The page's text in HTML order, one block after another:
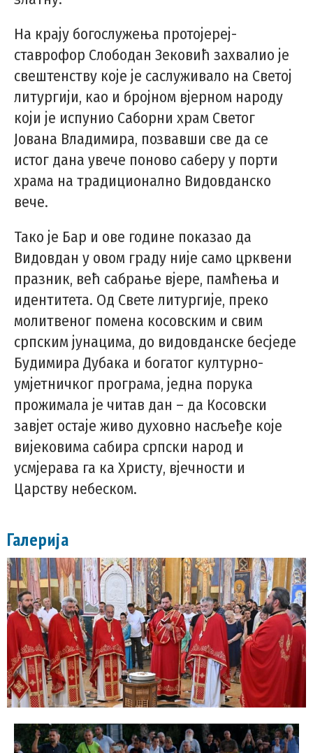
На крају богослужења протојереј-
ставрофор Слободан Зековић захвалио је
свештенству које је саслуживало на Светој
литургији, као и бројном вјерном народу
који је испунио Саборни храм Светог
Јована Владимира, позвавши све да се
истог дана увече поново саберу у порти
храма на традиционално Видовданско
вече.
Тако је Бар и ове године показао да
Видовдан у овом граду није само црквени
празник, већ сабрање вјере, памћења и
идентитета. Од Свете литургије, преко
молитвеног помена косовским и свим
српским јунацима, до видовданске бесједе
Будимира Дубака и богатог културно-
умјетничког програма, једна порука
прожимала је читав дан – да Косовски
завјет остаје живо духовно насљеђе које
вијековима сабира српски народ и
усмјерава га ка Христу, вјечности и
Царству небеском.
Галерија